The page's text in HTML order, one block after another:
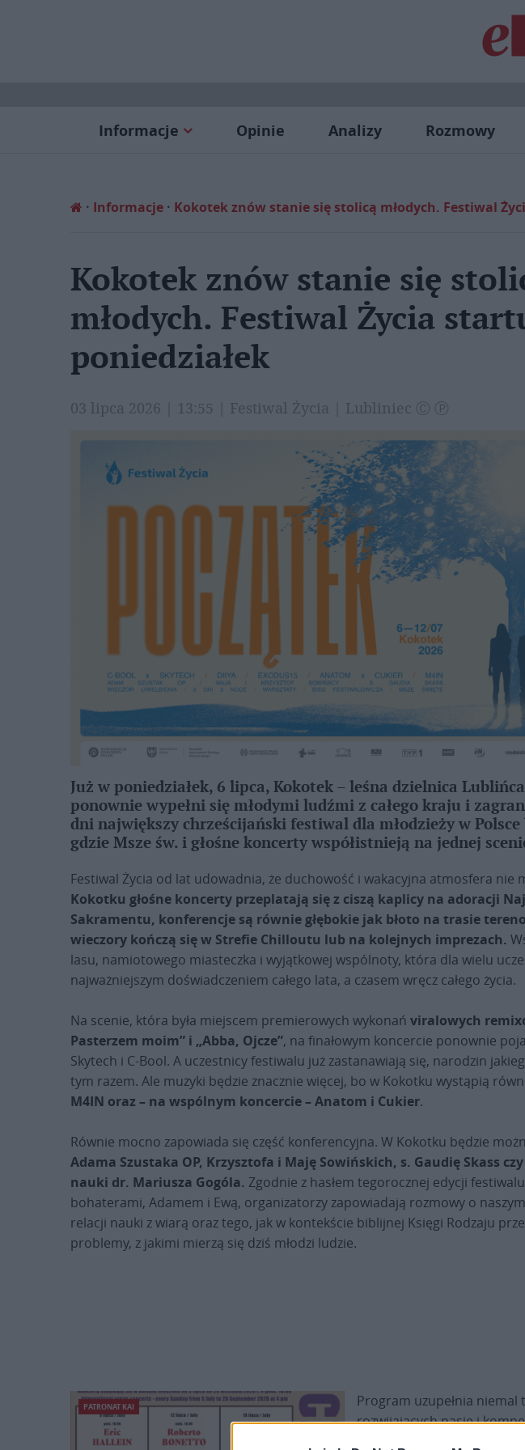
Informacje Opinie Analizy Rozmowy
Informacje Kokotek znów stanie się stolicą młodych. Festiwal
Kokotek znów stanie się
młodych. Festiwal Życia
poniedziałek
03 lipca 2026 | 13:55 | Festiwal Życia | Lubliniec Ⓒ Ⓟ
Już w poniedziałek, 6 lipca, Kokotek – leśna dzielnica
ponownie wypełni się młodymi ludźmi z całego kraju i
dni największy chrześcijański festiwal dla młodzieży w Polsce
gdzie Msze św. i głośne koncerty współistnieją na jednej
Festiwal Życia od lat udowadnia, że duchowość i wakacyjna atmosfera nie
Kokotku głośne koncerty przeplatają się z ciszą kaplicy na adoracji
Sakramentu, konferencje są równie głębokie jak błoto na trasie
wieczory kończą się w Strefie Chilloutu lub na kolejnych imprezach.
lasu, namiotowego miasteczka i wyjątkowej wspólnoty, która dla wielu
najważniejszym doświadczeniem całego lata, a czasem wręcz całego życia.
Na scenie, która była miejscem premierowych wykonań viralowych
Pasterzem moim” i „Abba, Ojcze”, na finałowym koncercie ponownie
Skytech i C-Bool. A uczestnicy festiwalu już zastanawiają się, narodzin
tym razem. Ale muzyki będzie znacznie więcej, bo w Kokotku wystąpią
M4IN oraz – na wspólnym koncercie – Anatom i Cukier.
Równie mocno zapowiada się część konferencyjna. W Kokotku będzie
Adama Szustaka OP, Krzysztofa i Maję Sowińskich, s. Gaudię Skass
nauki dr. Mariusza Gogóla. Zgodnie z hasłem tegorocznej edycji festiwalu
bohaterami, Adamem i Ewą, organizatorzy zapowiadają rozmowy o
relacji nauki z wiarą oraz tego, jak w kontekście biblijnej Księgi Rodzaju
problemy, z jakimi mierzą się dziś młodzi ludzie.
PATRONAT KAI
Program uzupełnia niemal
rozwijających pasje i